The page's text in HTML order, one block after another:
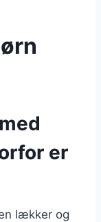
er
lækker og